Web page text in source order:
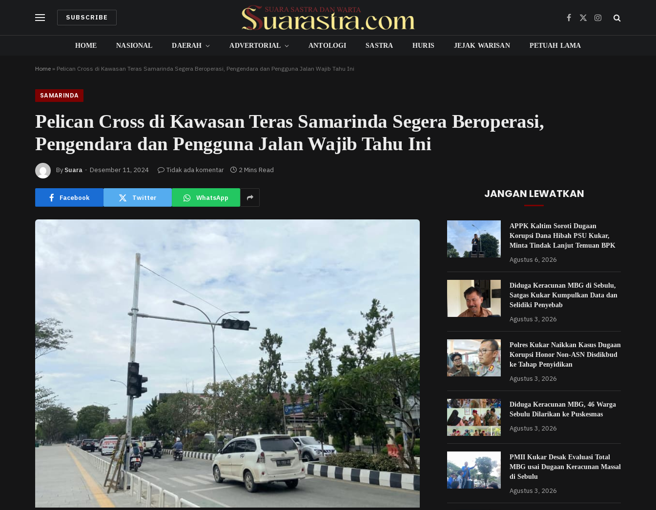
SUBSCRIBE Facebook
X
Instagram
HOME NASIONAL DAERAH ADVERTORIAL ANTOLOGI SASTRA HURIS JEJAK WARISAN PETUAH LAMA
Home » Pelican Cross di Kawasan Teras Samarinda Segera Beroperasi, Pengendara dan Pengguna Jalan Wajib Tahu Ini
SAMARINDA
Pelican Cross di Kawasan Teras Samarinda Segera Beroperasi,
Pengendara dan Pengguna Jalan Wajib Tahu Ini
By Suara Desember 11, 2024 Tidak ada komentar 2 Mins Read
Facebook Twitter WhatsApp JANGAN LEWATKAN
APPK Kaltim Soroti Dugaan
Korupsi Dana Hibah PSU Kukar,
Minta Tindak Lanjut Temuan BPK
Agustus 6, 2026
Diduga Keracunan MBG di Sebulu,
Satgas Kukar Kumpulkan Data dan
Selidiki Penyebab
Agustus 3, 2026
Polres Kukar Naikkan Kasus Dugaan
Korupsi Honor Non-ASN Disdikbud
ke Tahap Penyidikan
Agustus 3, 2026
Diduga Keracunan MBG, 46 Warga
Sebulu Dilarikan ke Puskesmas
Agustus 3, 2026
PMII Kukar Desak Evaluasi Total
MBG usai Dugaan Keracunan Massal
di Sebulu
Agustus 3, 2026